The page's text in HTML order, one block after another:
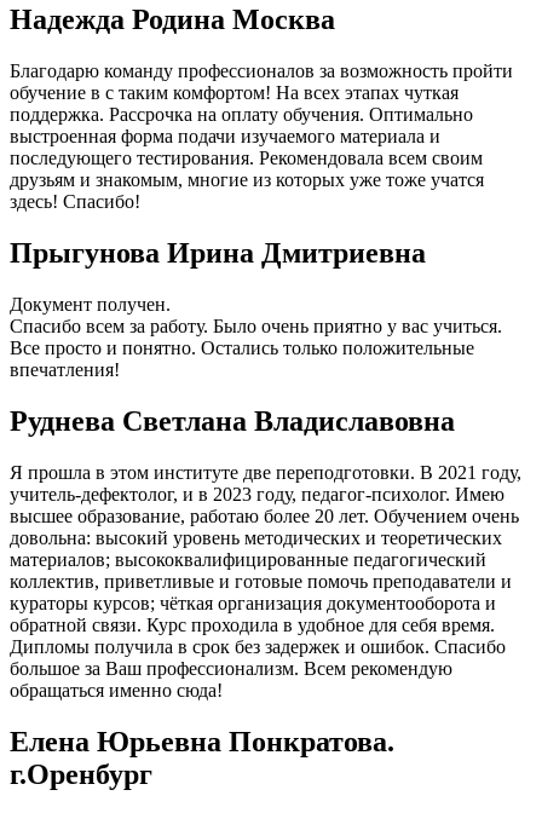
Надежда Родина Москва
Благодарю команду профессионалов за возможность пройти
обучение в с таким комфортом! На всех этапах чуткая
поддержка. Рассрочка на оплату обучения. Оптимально
выстроенная форма подачи изучаемого материала и
последующего тестирования. Рекомендовала всем своим
друзьям и знакомым, многие из которых уже тоже учатся
здесь! Спасибо!
Прыгунова Ирина Дмитриевна
Документ получен.
Спасибо всем за работу. Было очень приятно у вас учиться.
Все просто и понятно. Остались только положительные
впечатления!
Руднева Светлана Владиславовна
Я прошла в этом институте две переподготовки. В 2021 году,
учитель-дефектолог, и в 2023 году, педагог-психолог. Имею
высшее образование, работаю более 20 лет. Обучением очень
довольна: высокий уровень методических и теоретических
материалов; высококвалифицированные педагогический
коллектив, приветливые и готовые помочь преподаватели и
кураторы курсов; чёткая организация документооборота и
обратной связи. Курс проходила в удобное для себя время.
Дипломы получила в срок без задержек и ошибок. Спасибо
большое за Ваш профессионализм. Всем рекомендую
обращаться именно сюда!
Елена Юрьевна Понкратова.
г.Оренбург